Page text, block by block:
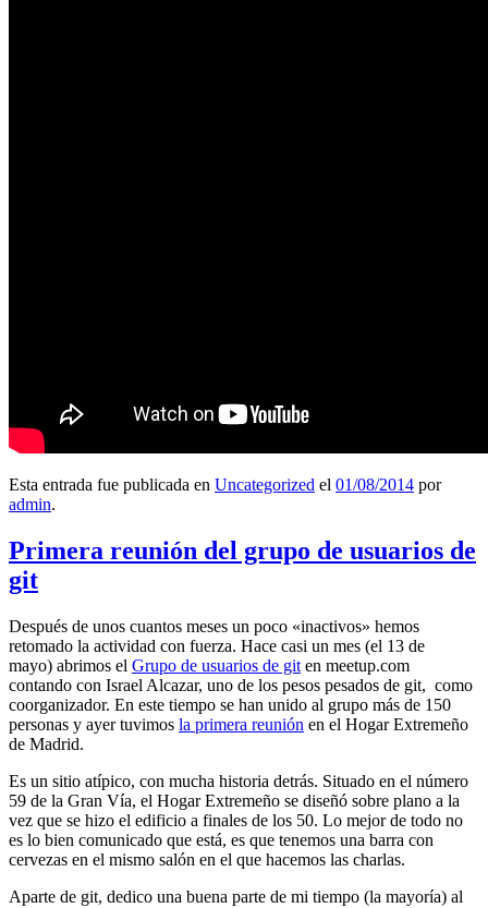
Esta entrada fue publicada en Uncategorized el 01/08/2014 por
admin.
Primera reunión del grupo de usuarios de
git
Después de unos cuantos meses un poco «inactivos» hemos
retomado la actividad con fuerza. Hace casi un mes (el 13 de
mayo) abrimos el Grupo de usuarios de git en meetup.com
contando con Israel Alcazar, uno de los pesos pesados de git, como
coorganizador. En este tiempo se han unido al grupo más de 150
personas y ayer tuvimos la primera reunión en el Hogar Extremeño
de Madrid.
Es un sitio atípico, con mucha historia detrás. Situado en el número
59 de la Gran Vía, el Hogar Extremeño se diseñó sobre plano a la
vez que se hizo el edificio a finales de los 50. Lo mejor de todo no
es lo bien comunicado que está, es que tenemos una barra con
cervezas en el mismo salón en el que hacemos las charlas.
Aparte de git, dedico una buena parte de mi tiempo (la mayoría) al